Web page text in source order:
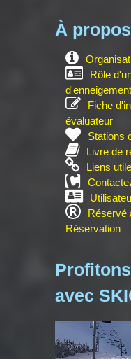
À propos
Rôle
d'enneigement
Fiche
évaluateur
Stations
Livre de
Liens
Réservé
Réservation
avec